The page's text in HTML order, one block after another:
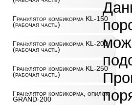
Гранулятор комбикорма KL-150
(рабочая часть)
Гранулятор комбикорма KL-200
(рабочая часть)
Гранулятор комбикорма KL-250
(рабочая часть)
Гранулятор комбикорма, опилок
GRAND-200